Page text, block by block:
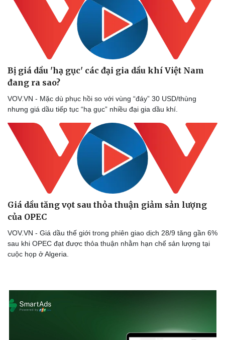
Bị giá dầu 'hạ gục' các đại gia dầu khí Việt Nam
đang ra sao?
VOV.VN - Mặc dù phục hồi so với vùng “đáy” 30 USD/thùng
nhưng giá dầu tiếp tục “hạ gục” nhiều đại gia dầu khí.
Giá dầu tăng vọt sau thỏa thuận giảm sản lượng
của OPEC
VOV.VN - Giá dầu thế giới trong phiên giao dịch 28/9 tăng gần 6%
sau khi OPEC đạt được thỏa thuận nhằm hạn chế sản lượng tại
cuộc họp ở Algeria.